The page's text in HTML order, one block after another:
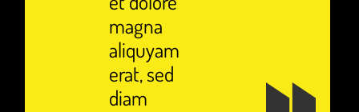
magna
aliquyam
erat, sed
diam